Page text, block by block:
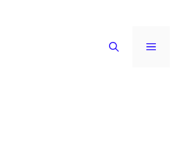
MENU